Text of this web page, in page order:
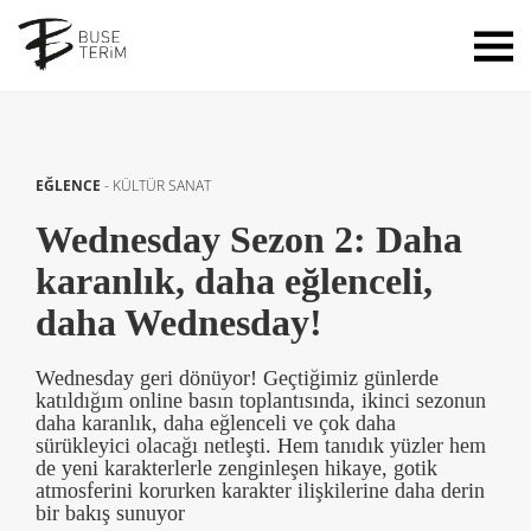
EĞLENCE - KÜLTÜR SANAT
Wednesday Sezon 2: Daha
karanlık, daha eğlenceli,
daha Wednesday!
Wednesday geri dönüyor! Geçtiğimiz günlerde
katıldığım online basın toplantısında, ikinci sezonun
daha karanlık, daha eğlenceli ve çok daha
sürükleyici olacağı netleşti. Hem tanıdık yüzler hem
de yeni karakterlerle zenginleşen hikaye, gotik
atmosferini korurken karakter ilişkilerine daha derin
bir bakış sunuyor